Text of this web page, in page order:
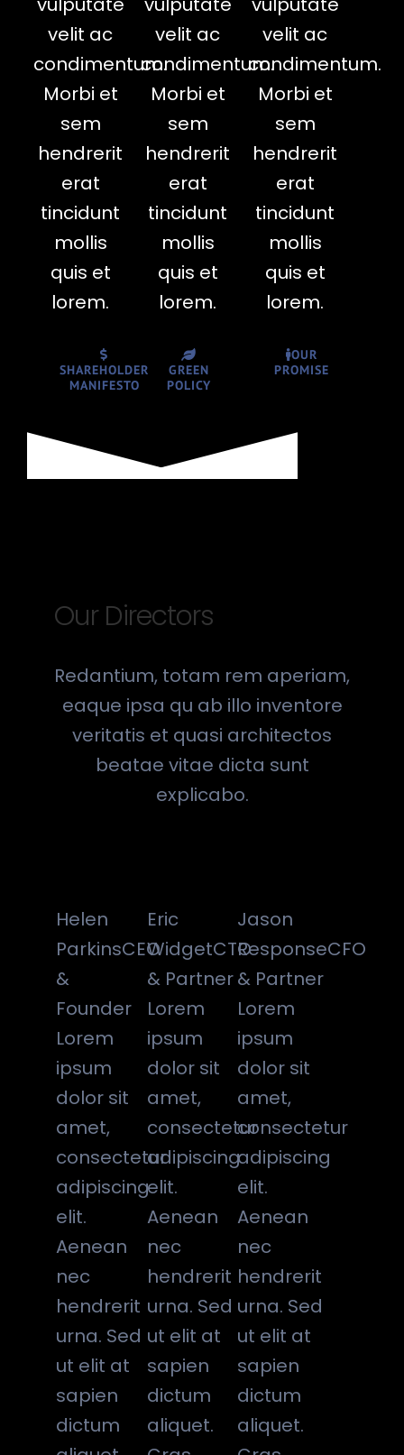
velit ac
condimentum.
Morbi et
sem
hendrerit
erat
tincidunt
mollis
quis et
lorem.
SHAREHOLDER
MANIFESTO
velit ac
condimentum.
Morbi et
sem
hendrerit
erat
tincidunt
mollis
quis et
lorem.
GREEN
POLICY
velit ac
condimentum.
Morbi et
sem
hendrerit
erat
tincidunt
mollis
quis et
lorem.
OUR
PROMISE
Our Directors
Redantium, totam rem aperiam,
eaque ipsa qu ab illo inventore
veritatis et quasi architectos
beatae vitae dicta sunt
explicabo.
Helen
ParkinsCEO
&
Founder
Lorem
ipsum
dolor sit
amet,
consectetur
adipiscing
elit.
Aenean
nec
hendrerit
urna. Sed
ut elit at
sapien
dictum
Eric
WidgetCTO
& Partner
Lorem
ipsum
dolor sit
amet,
consectetur
adipiscing
elit.
Aenean
nec
hendrerit
urna. Sed
ut elit at
sapien
dictum
aliquet.
Jason
ResponseCFO
& Partner
Lorem
ipsum
dolor sit
amet,
consectetur
adipiscing
elit.
Aenean
nec
hendrerit
urna. Sed
ut elit at
sapien
dictum
aliquet.